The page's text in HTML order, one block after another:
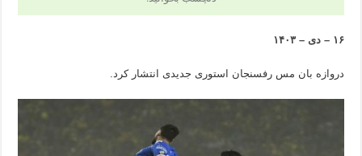
۱۶ – دی – ۱۴۰۳
دروازه بان مس رفسنجان استوری جدیدی انتشار کرد.